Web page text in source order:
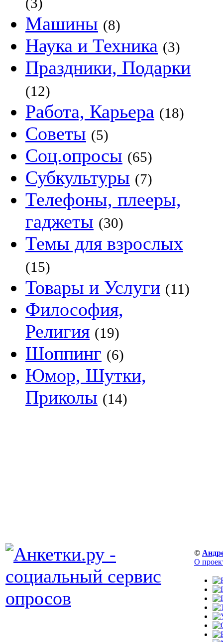
Машины (8)
Наука и Техника (3)
Праздники, Подарки
(12)
Работа, Карьера (18)
Советы (5)
Соц.опросы (65)
Субкультуры (7)
Телефоны, плееры,
гаджеты (30)
Темы для взрослых
(15)
Товары и Услуги (11)
Философия,
Религия (19)
Шоппинг (6)
Юмор, Шутки,
Приколы (14)
©
О